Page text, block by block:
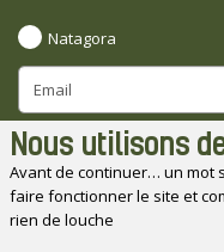
Nous utilisons
Avant de continuer… un mot
faire fonctionner le site et
rien de louche
Natagora
Natagora